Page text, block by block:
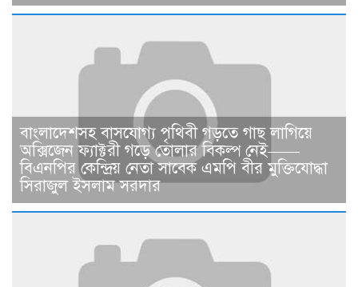
বাংলাদেশসহ বাসযোগ্য পৃথিবী গড়তে গাছ লাগিয়ে
অক্সিজেন ফ্যাক্টরী গড়ে তোলার বিকল্প নেই——
বিএনপির কেন্দ্রিয় নেতা সাবেক এমপি বীর মুক্তিযোদ্ধা
সিরাজুল ইসলাম সরদার